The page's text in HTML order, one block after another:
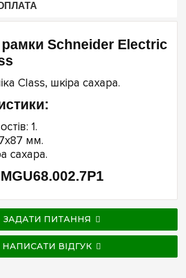
рамки Schneider Electric
Class, шкіра сахара.
1.
мм.
сахара.
ЗАДАТИ ПИТАННЯ
НАПИСАТИ ВІДГУК